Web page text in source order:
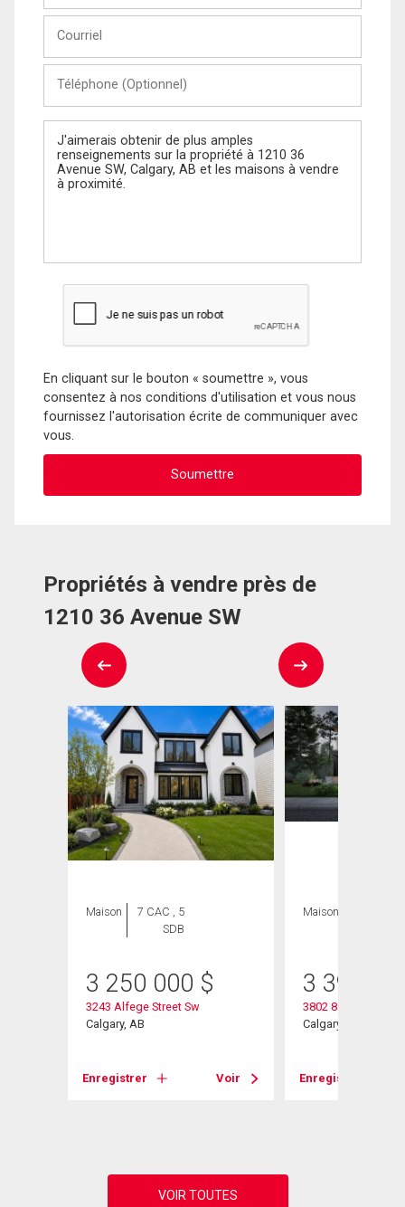
Nom
(Optionnel)
Message
En cliquant sur le bouton « soumettre », vous
consentez à nos conditions d'utilisation et vous nous
fournissez l'autorisation écrite de communiquer avec
vous.
Propriétés à vendre près de
1210 36 Avenue SW
Maison
7 CAC , 5
SDB
3 250 000 $
3243 Alfege Street Sw
Calgary, AB
Enregistrer Voir
Maison
3 399
3802 8a Street Sw
Calgary, AB
Enregistrer